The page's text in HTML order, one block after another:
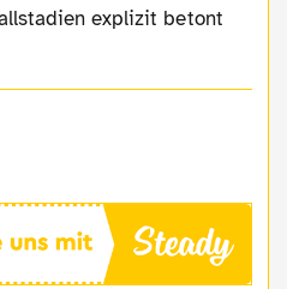
explizit betont